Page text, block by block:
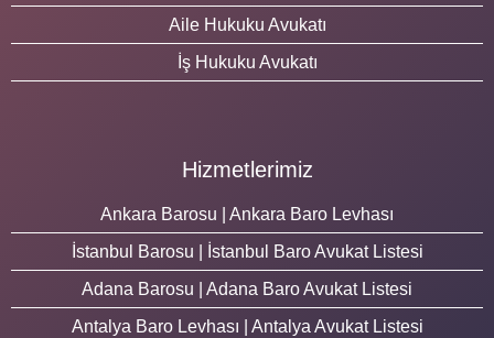
Aile Hukuku Avukatı
İş Hukuku Avukatı
Hizmetlerimiz
Ankara Barosu | Ankara Baro Levhası
İstanbul Barosu | İstanbul Baro Avukat Listesi
Adana Barosu | Adana Baro Avukat Listesi
Antalya Baro Levhası | Antalya Avukat Listesi